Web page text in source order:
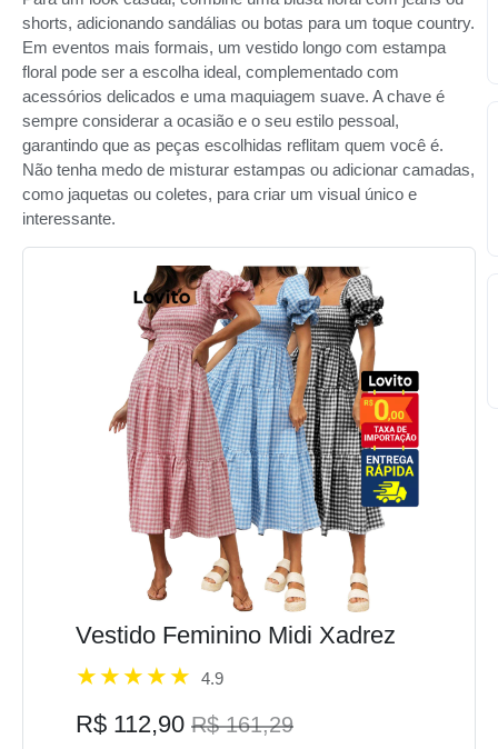
shorts, adicionando sandálias ou botas para um toque country.
Em eventos mais formais, um vestido longo com estampa
floral pode ser a escolha ideal, complementado com
acessórios delicados e uma maquiagem suave. A chave é
sempre considerar a ocasião e o seu estilo pessoal,
garantindo que as peças escolhidas reflitam quem você é.
Não tenha medo de misturar estampas ou adicionar camadas,
como jaquetas ou coletes, para criar um visual único e
interessante.
Vestido Feminino Midi Xadrez
4.9
R$ 112,90 R$ 161,29